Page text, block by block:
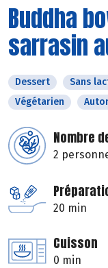
Buddha
sarrasin
Dessert Sans
Végétarien
Nombre
2
20 min
Cuisson
0 min